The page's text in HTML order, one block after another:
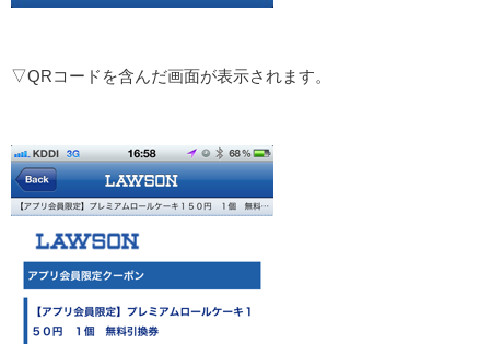
▽QRコードを含んだ画面が表示されます。